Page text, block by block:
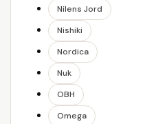
Nilens Jord
Nishiki
Nordica
Nuk
OBH
Omega